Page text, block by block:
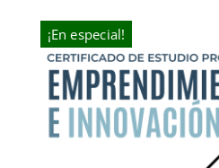
¡En especial!